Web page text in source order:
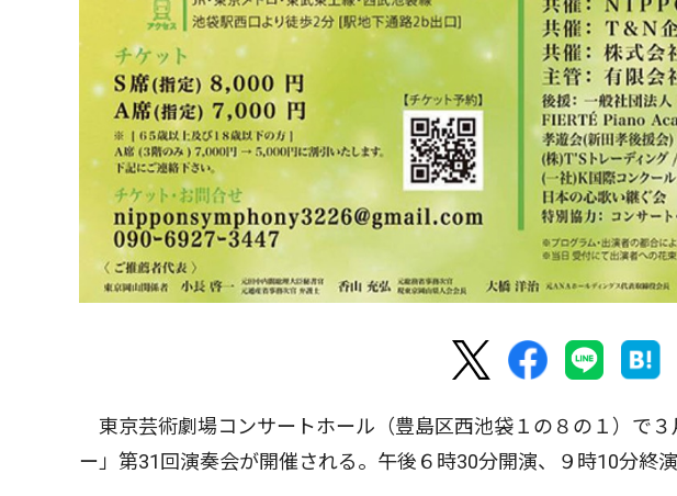
東京芸術劇場コンサートホール（豊島区西池袋１の８の１）で
ー」第31回演奏会が開催される。午後６時30分開演、９時10分終演